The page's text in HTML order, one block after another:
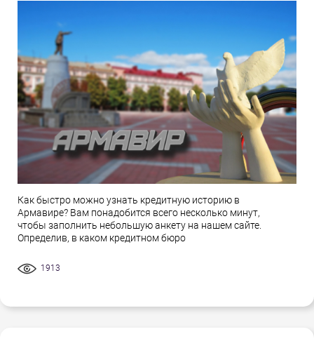
Как быстро можно узнать кредитную историю в
Армавире? Вам понадобится всего несколько минут,
чтобы заполнить небольшую анкету на нашем сайте.
Определив, в каком кредитном бюро
1913